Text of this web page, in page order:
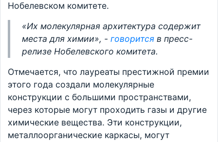
Нобелевском комитете.
«Их молекулярная архитектура содержит
места для химии», - говорится в пресс-
релизе Нобелевского комитета.
Отмечается, что лауреаты престижной премии
этого года создали молекулярные
конструкции с большими пространствами,
через которые могут проходить газы и другие
химические вещества. Эти конструкции,
металлоорганические каркасы, могут